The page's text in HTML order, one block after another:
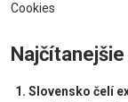
Cookies
Najčítanejšie
Slovensko čelí